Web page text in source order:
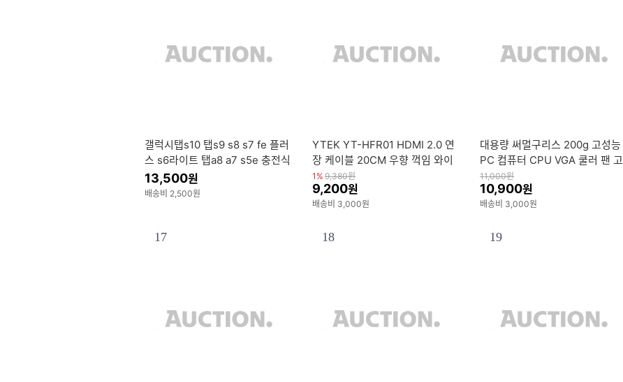
갤럭시탭s10 탭s9 s8 s7 fe 플러
스 s6라이트 탭a8 a7 s5e 충전식
무선 블루투스 키보드
13,500원
배송비 2,500원
YTEK YT-HFR01 HDMI 2.0 연
장 케이블 20CM 우향 꺽임 와이
텍 HDMI20
1% 9,380원
9,200원
배송비 3,000원
대용량 써멀구리스 200g 고성능
PC 컴퓨터 CPU VGA 쿨러 팬 고
열 온도 서멀그리스 열전도 방열
판 휀
11,000원
10,900원
배송비 3,000원
17 18 19